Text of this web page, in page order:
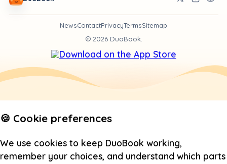
NewsContactPrivacyTermsSitemap
© 2026DuoBook.
🍪 Cookie preferences
We use cookies to keep DuoBook working,
remember your choices, and understand which parts